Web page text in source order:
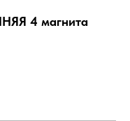
4 магнита